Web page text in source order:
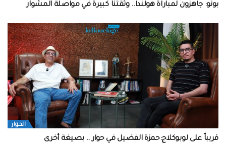
بونو: جاهزون لمباراة هولندا.. وثقتنا كبيرة في مواصلة المشوار
الحوار
قريباً على لوبوكلاج:حمزة الفضيل في حوار .. بصيغة أخرى